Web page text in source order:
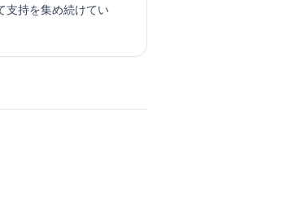
支持を集め続けてい